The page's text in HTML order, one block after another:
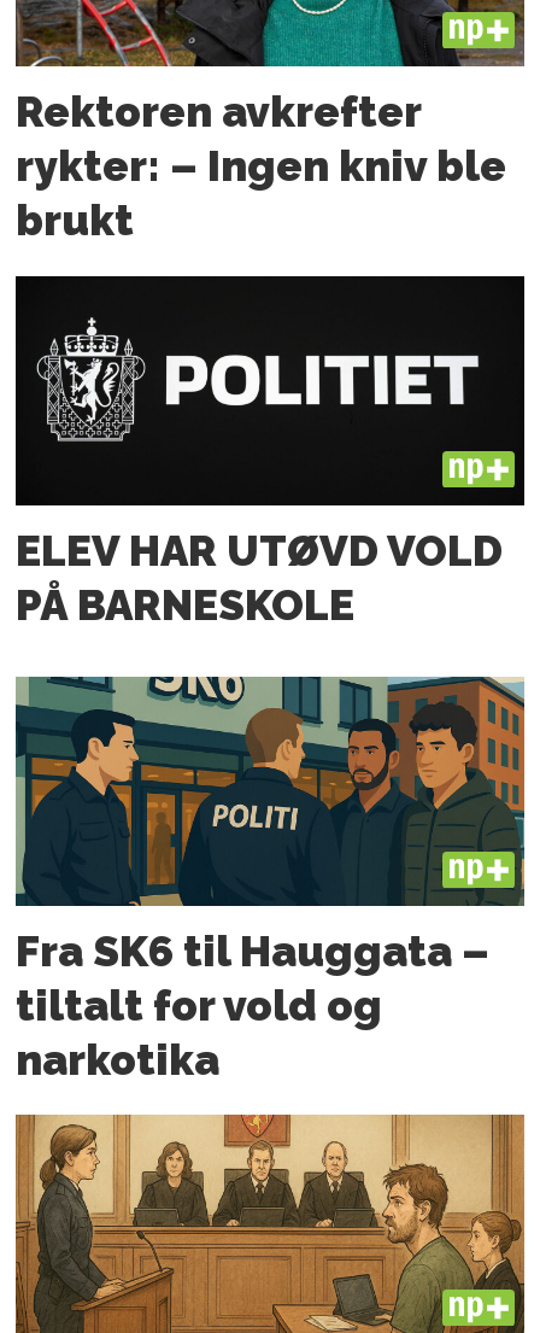
PLUS
Rektoren avkrefter
rykter: – Ingen kniv ble
brukt
PLUS
ELEV HAR UTØVD VOLD
PÅ BARNESKOLE
PLUS
Fra SK6 til Hauggata –
tiltalt for vold og
narkotika
PLUS